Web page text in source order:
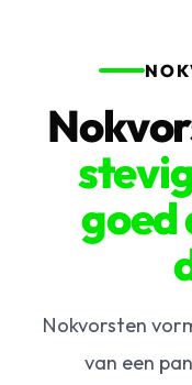
Nokvorsten
van een